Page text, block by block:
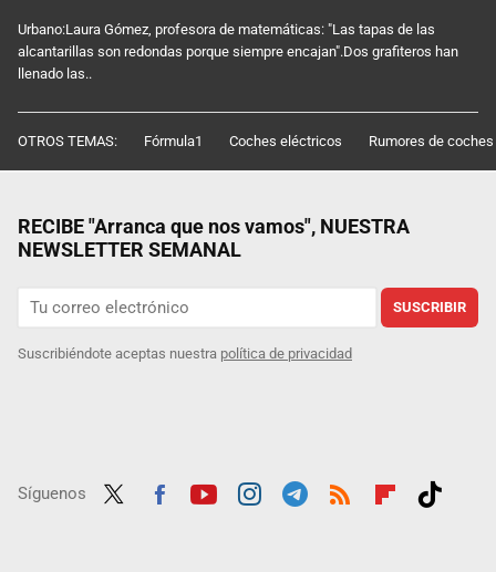
Urbano:Laura Gómez, profesora de matemáticas: "Las tapas de las
alcantarillas son redondas porque siempre encajan".Dos grafiteros han
llenado las..
OTROS TEMAS: Fórmula1 Coches eléctricos Rumores de coches
RECIBE "Arranca que nos vamos", NUESTRA
NEWSLETTER SEMANAL
SUSCRIBIR
Suscribiéndote aceptas nuestra política de privacidad
Síguenos